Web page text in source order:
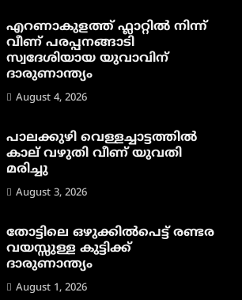
എറണാകുളത്ത് ഫ്ലാറ്റിൽ നിന്ന്
വീണ് പരപ്പനങ്ങാടി
സ്വദേശിയായ യുവാവിന്
ദാരുണാന്ത്യം
August 4, 2026
പാലക്കുഴി വെള്ളച്ചാട്ടത്തില്‍
കാല് വഴുതി വീണ് യുവതി
മരിച്ചു
August 3, 2026
തോട്ടിലെ ഒഴുക്കിൽപെട്ട് രണ്ടര
വയസ്സുള്ള കുട്ടിക്ക്
ദാരുണാന്ത്യം
August 1, 2026